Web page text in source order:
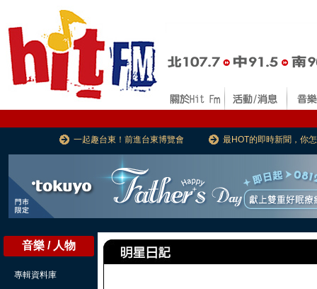
一起趣台東！前進台東博覽會 最HOT的即時新聞，你
音樂 / 人物
專輯資料庫